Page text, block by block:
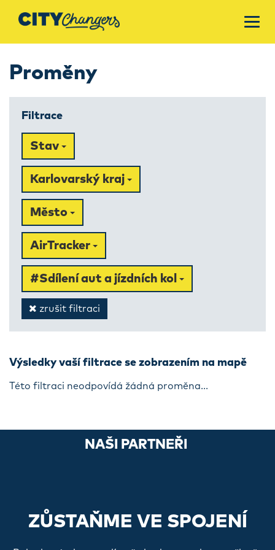
Proměny
Filtrace
Stav
Karlovarský kraj
Město
AirTracker
#Sdílení aut a jízdních kol
zrušit filtraci
Výsledky vaší filtrace se zobrazením na mapě
Této filtraci neodpovídá žádná proměna...
NAŠI PARTNEŘI
ZŮSTAŇME VE SPOJENÍ